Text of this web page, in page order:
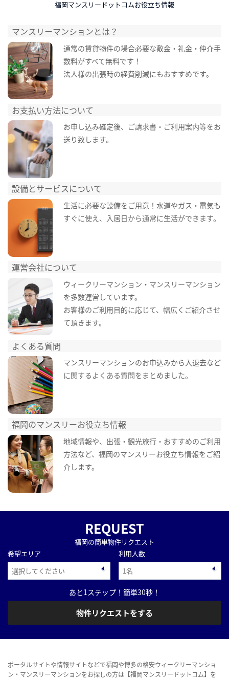
福岡マンスリードットコムお役立ち情報
マンスリーマンションとは？
通常の賃貸物件の場合必要な敷金・礼金・仲介手
数料がすべて無料です！
法人様の出張時の経費削減にもおすすめです。
お支払い方法について
お申し込み確定後、ご請求書・ご利用案内等をお
送り致します。
設備とサービスについて
生活に必要な設備をご用意！水道やガス・電気も
すぐに使え、入居日から通常に生活ができます。
運営会社について
ウィークリーマンション・マンスリーマンション
を多数運営しています。
お客様のご利用目的に応じて、幅広くご紹介させ
て頂きます。
よくある質問
マンスリーマンションのお申込みから入退去など
に関するよくある質問をまとめました。
福岡のマンスリーお役立ち情報
地域情報や、出張・観光旅行・おすすめのご利用
方法など、福岡のマンスリーお役立ち情報をご紹
介します。
REQUEST
福岡の簡単物件リクエスト
希望エリア
利用人数
あと1ステップ！簡単30秒！
物件リクエストをする
ポータルサイトや情報サイトなどで福岡や博多の格安ウィークリーマンショ
ン・マンスリーマンションをお探しの方は【福岡マンスリードットコム】を